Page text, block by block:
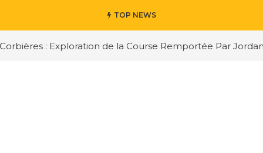
TOP NEWS
Exploration de la Course Remportée Par Jordan Berfa